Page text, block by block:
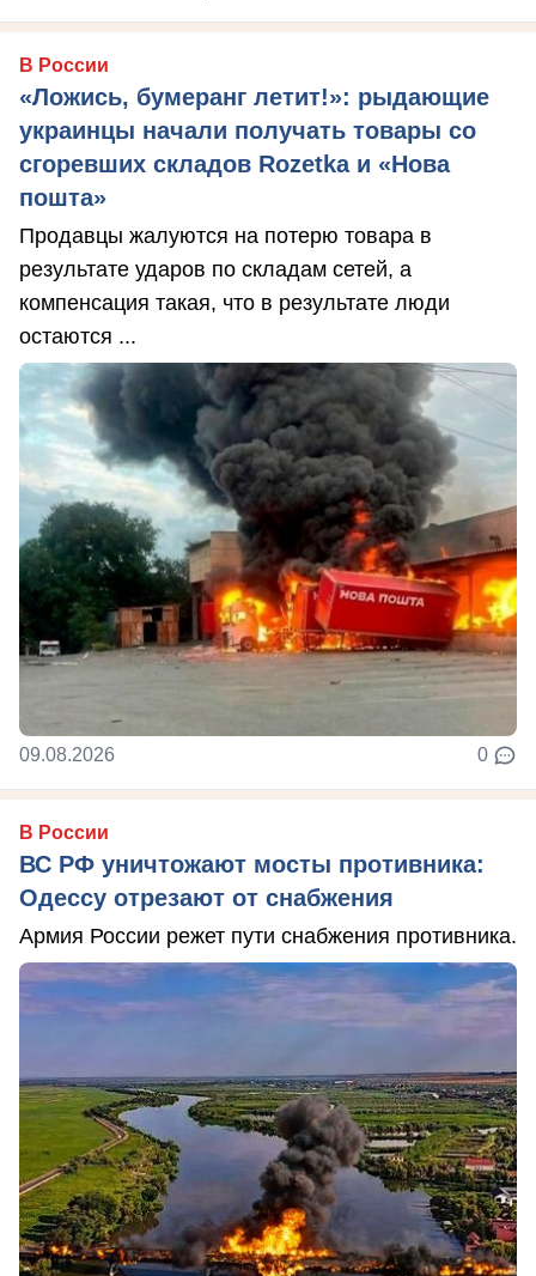
В России
«Ложись, бумеранг летит!»: рыдающие
украинцы начали получать товары со
сгоревших складов Rozetka и «Нова
пошта»
Продавцы жалуются на потерю товара в
результате ударов по складам сетей, а
компенсация такая, что в результате люди
остаются ...
09.08.2026 0
В России
ВС РФ уничтожают мосты противника:
Одессу отрезают от снабжения
Армия России режет пути снабжения противника.